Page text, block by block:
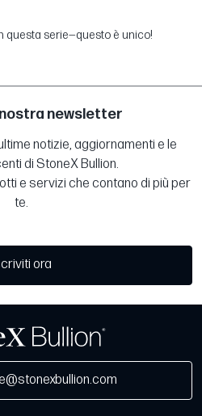
questa serie—questo è unico!
newsletter
notizie, aggiornamenti e le
di StoneX Bullion.
e servizi che contano di più per
te.
ora